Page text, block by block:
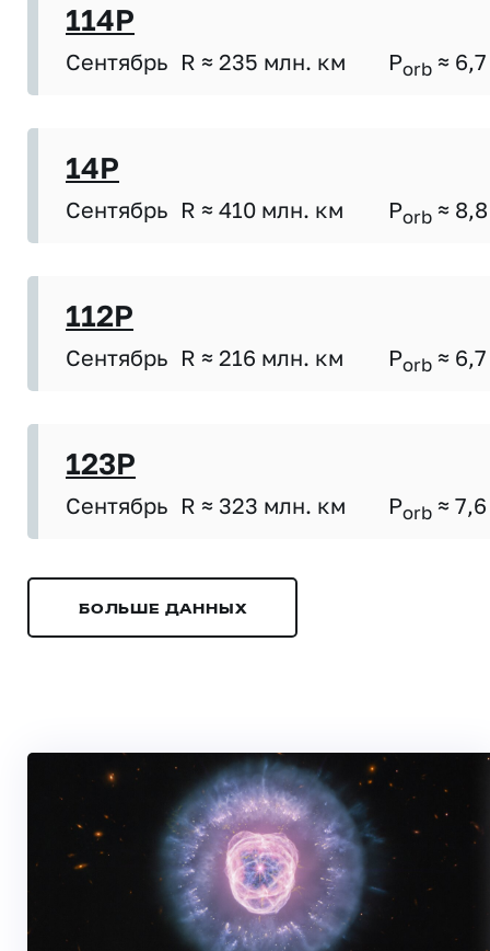
114P
Сентябрь R ≈ 235 млн. км Porb ≈ 6,7
14P
Сентябрь R ≈ 410 млн. км Porb ≈ 8,8
112P
Сентябрь R ≈ 216 млн. км Porb ≈ 6,7
123P
Сентябрь R ≈ 323 млн. км Porb ≈ 7,6
БОЛЬШЕ ДАННЫХ